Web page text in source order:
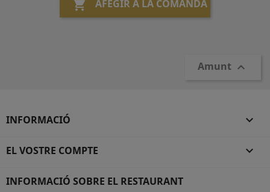
 AFEGIR A LA COMANDA
Amunt 
INFORMACIÓ 
EL VOSTRE COMPTE 
INFORMACIÓ SOBRE EL RESTAURANT